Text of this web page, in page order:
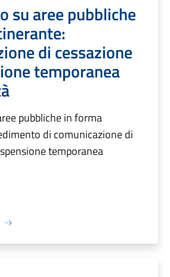
su aree pubbliche
di cessazione
temporanea
pubbliche in forma
di comunicazione di
temporanea